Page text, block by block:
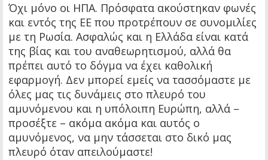
Όχι μόνο οι ΗΠΑ. Πρόσφατα ακούστηκαν φωνές
και εντός της ΕΕ που προτρέπουν σε συνομιλίες
με τη Ρωσία. Ασφαλώς και η Ελλάδα είναι κατά
της βίας και του αναθεωρητισμού, αλλά θα
πρέπει αυτό το δόγμα να έχει καθολική
εφαρμογή. Δεν μπορεί εμείς να τασσόμαστε με
όλες μας τις δυνάμεις στο πλευρό του
αμυνόμενου και η υπόλοιπη Ευρώπη, αλλά –
προσέξτε – ακόμα ακόμα και αυτός ο
αμυνόμενος, να μην τάσσεται στο δικό μας
πλευρό όταν απειλούμαστε!